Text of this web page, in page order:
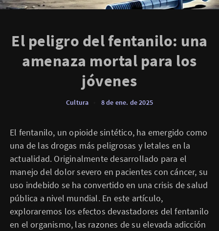
El peligro del fentanilo: una
amenaza mortal para los
jóvenes
Cultura 8 de ene. de 2025
El fentanilo, un opioide sintético, ha emergido como
una de las drogas más peligrosas y letales en la
actualidad. Originalmente desarrollado para el
manejo del dolor severo en pacientes con cáncer, su
uso indebido se ha convertido en una crisis de salud
pública a nivel mundial. En este artículo,
exploraremos los efectos devastadores del fentanilo
en el organismo, las razones de su elevada adicción